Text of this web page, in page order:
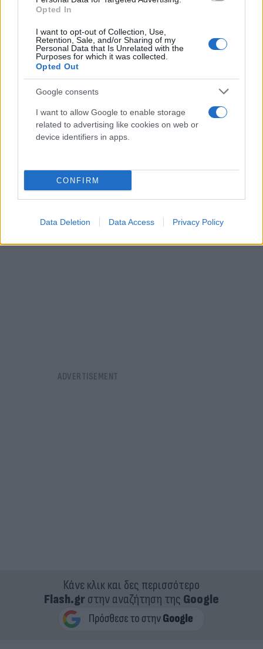
Opted In
I want to opt-out of Collection, Use,
Retention, Sale, and/or Sharing of my
Personal Data that Is Unrelated with the
Purposes for which it was collected.
Opted Out
Google consents
I want to allow Google to enable storage
related to advertising like cookies on web or
device identifiers in apps.
CONFIRM
Data Deletion Data Access Privacy Policy
Κάνε κλικ και δες περισσότερο
Flash.grστην αναζήτηση της Google